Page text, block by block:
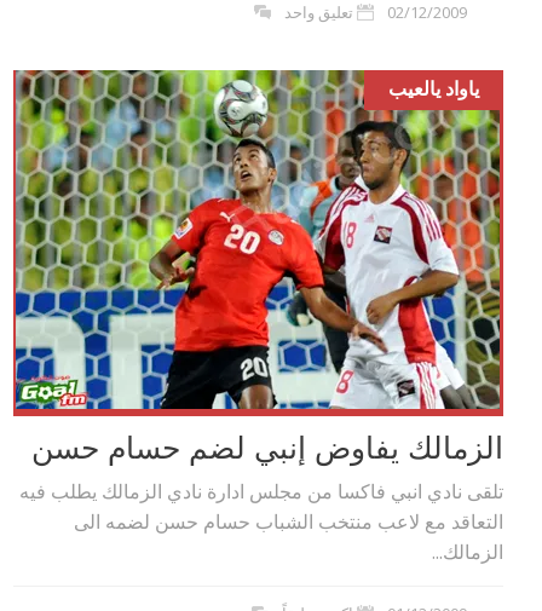
02/12/2009 تعليق واحد
ياواد يالعيب
الزمالك يفاوض إنبي لضم حسام حسن
تلقى نادي انبي فاكسا من مجلس ادارة نادي الزمالك يطلب فيه
التعاقد مع لاعب منتخب الشباب حسام حسن لضمه الى
الزمالك...